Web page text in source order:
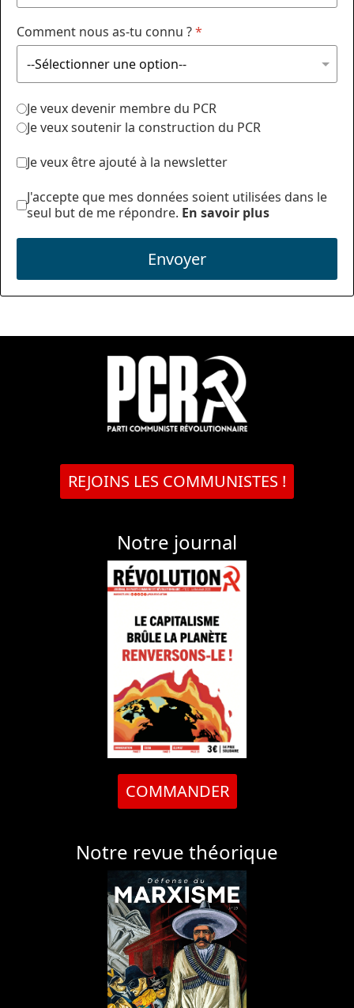
Comment nous as-tu connu ?*
Je veux devenir membre du PCR
Je veux soutenir la construction du PCR
Je veux être ajouté à la newsletter
J'accepte que mes données soient utilisées dans le
seul but de me répondre. En savoir plus
Envoyer
REJOINS LES COMMUNISTES !
Notre journal
COMMANDER
Notre revue théorique